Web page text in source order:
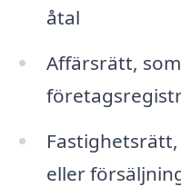
åtal
Affärsrätt,
eller